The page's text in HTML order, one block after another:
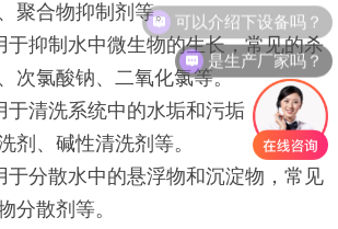
聚合物抑制剂等。
于抑制水中微生物的生长，常见的杀
次氯酸钠、二氧化氯等。
于清洗系统中的水垢和污垢，常见的
剂、碱性清洗剂等。
于分散水中的悬浮物和沉淀物，常见
分散剂等。
可以介绍下设备吗？
是生产厂家吗？